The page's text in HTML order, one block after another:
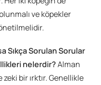
ve köpekler
Sıkça Sorulan Sorular
nelerdir?Alman
bir ırktır. Genellikle